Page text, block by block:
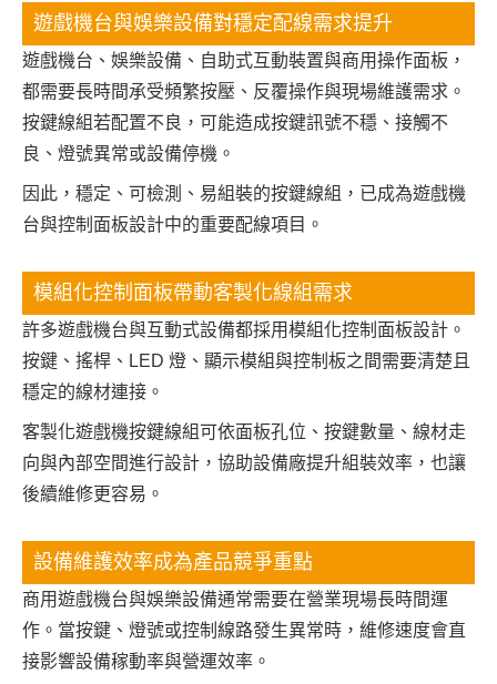
遊戲機台與娛樂設備對穩定配線需求提升
遊戲機台、娛樂設備、自助式互動裝置與商用操作面板，
都需要長時間承受頻繁按壓、反覆操作與現場維護需求。
按鍵線組若配置不良，可能造成按鍵訊號不穩、接觸不
良、燈號異常或設備停機。
因此，穩定、可檢測、易組裝的按鍵線組，已成為遊戲機
台與控制面板設計中的重要配線項目。
模組化控制面板帶動客製化線組需求
許多遊戲機台與互動式設備都採用模組化控制面板設計。
按鍵、搖桿、LED 燈、顯示模組與控制板之間需要清楚且
穩定的線材連接。
客製化遊戲機按鍵線組可依面板孔位、按鍵數量、線材走
向與內部空間進行設計，協助設備廠提升組裝效率，也讓
後續維修更容易。
設備維護效率成為產品競爭重點
商用遊戲機台與娛樂設備通常需要在營業現場長時間運
作。當按鍵、燈號或控制線路發生異常時，維修速度會直
接影響設備稼動率與營運效率。